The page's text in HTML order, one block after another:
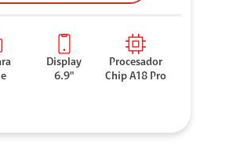
Display
6.9"
Procesador
Chip A18 Pro